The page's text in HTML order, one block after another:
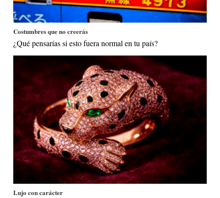
Costumbres que no creerás
¿Qué pensarías si esto fuera normal en tu país?
Lujo con carácter